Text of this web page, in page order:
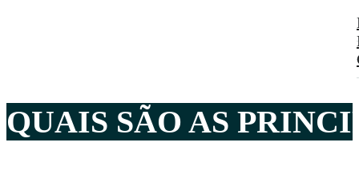
QUAIS SÃO AS